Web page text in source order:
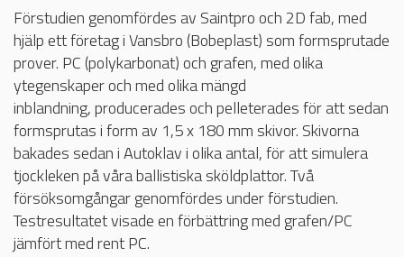
Förstudien genomfördes av Saintpro och 2D fab, med
hjälp ett företag i Vansbro (Bobeplast) som formsprutade
prover. PC (polykarbonat) och grafen, med olika
ytegenskaper och med olika mängd
inblandning, producerades och pelleterades för att sedan
formsprutas i form av 1,5 x 180 mm skivor. Skivorna
bakades sedan i Autoklav i olika antal, för att simulera
tjockleken på våra ballistiska sköldplattor. Två
försöksomgångar genomfördes under förstudien.
Testresultatet visade en förbättring med grafen/PC
jämfört med rent PC.